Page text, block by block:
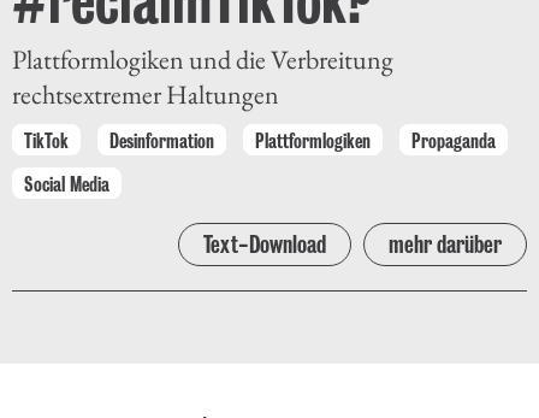
Plattformlogiken und die Verbreitung
rechtsextremer Haltungen
TikTok Desinformation Plattformlogiken
Propaganda
Social Media
Text-Download mehr darüber